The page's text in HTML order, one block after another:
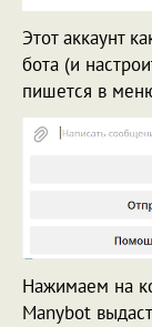
Этот аккаунт
бота (и
пишется в
Нажимаем на
Manybot